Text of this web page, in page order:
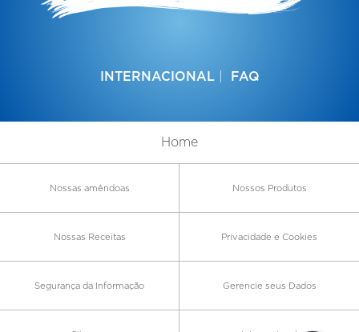
INTERNACIONAL FAQ
Home
Nossas amêndoas Nossos Produtos
Nossas Receitas Privacidade e Cookies
Segurança da Informação Gerencie seus Dados